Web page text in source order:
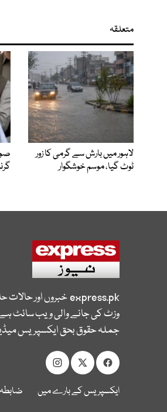
متعلقہ
لاہور میں بارش سے گرمی کا زور
ٹوٹ گیا، موسم خوشگوار
express.pkخبروں اور
وزٹ کی جانے والی ویب سائٹ
جملہ حقوق بحق ایکسپریس
ایکسپریس کے بارے میں